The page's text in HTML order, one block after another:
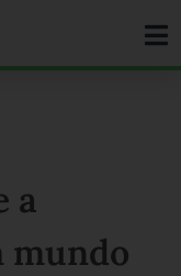
a
mundo